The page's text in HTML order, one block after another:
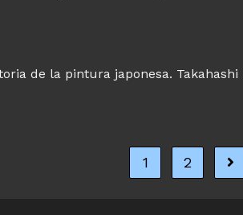
de la pintura japonesa. Takahashi
1 2 Ir